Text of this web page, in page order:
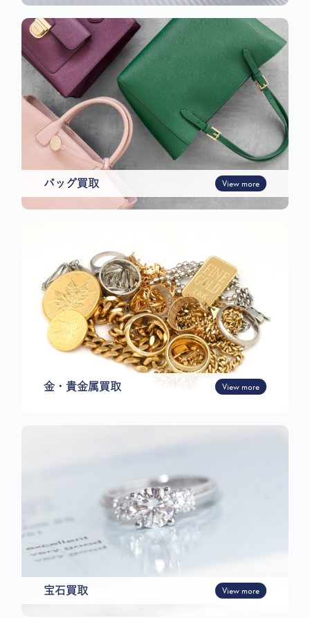
バッグ買取 View more
金・貴金属買取 View more
宝石買取 View more